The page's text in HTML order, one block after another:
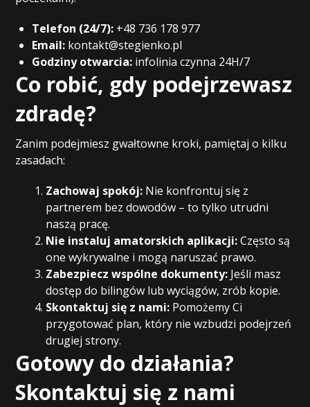
Telefon (24/7): +48 736 178 977
Email: kontakt@stegienko.pl
Godziny otwarcia: infolinia czynna 24H/7
Co robić, gdy podejrzewasz
zdradę?
Zanim podejmiesz gwałtowne kroki, pamiętaj o kilku
zasadach:
Zachowaj spokój: Nie konfrontuj się z
partnerem bez dowodów – to tylko utrudni
naszą pracę.
Nie instaluj amatorskich aplikacji:Często są
one wykrywalne i mogą naruszać prawo.
Zabezpiecz wspólne dokumenty: Jeśli masz
dostęp do bilingów lub wyciągów, zrób kopie.
Skontaktuj się z nami: Pomożemy Ci
przygotować plan, który nie wzbudzi podejrzeń
drugiej strony.
Gotowy do działania?
Skontaktuj się z nami